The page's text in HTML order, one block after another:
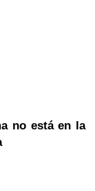
no está en la